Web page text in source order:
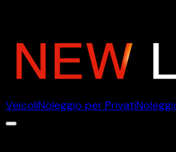
VeicoliNoleggio per Privati